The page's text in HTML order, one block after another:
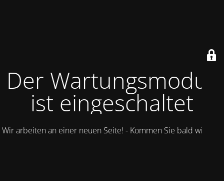
Der Wartungsmodus
ist eingeschaltet
Wir arbeiten an einer neuen Seite! - Kommen Sie bald wieder.